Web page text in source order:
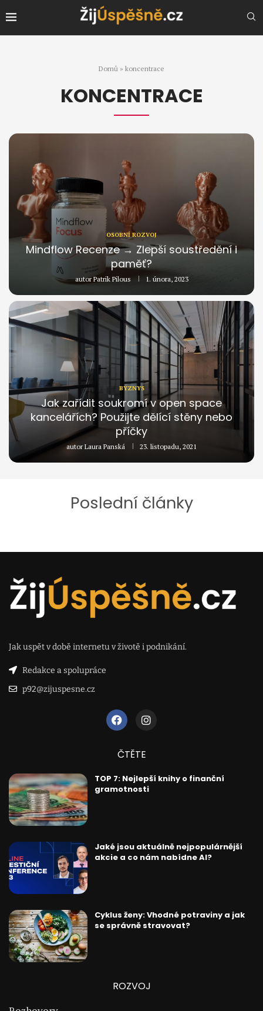
Domů » koncentrace
KONCENTRACE
OSOBNÍ ROZVOJ
Mindflow Recenze → Zlepší soustředění i
paměť?
autorPatrik Pilous 1. února, 2023
BYZNYS
Jak zařídit soukromí v open space
kancelářích? Použijte dělící stěny nebo
příčky
autorLaura Panská 23. listopadu, 2021
Poslední články
Jak uspět v době internetu v životě i podnikání.
Redakce a spolupráce
p92@zijuspesne.cz
ČTĚTE
TOP 7: Nejlepší knihy o finanční
gramotnosti
Jaké jsou aktuálně nejpopulárnější
akcie a co nám nabídne AI?
Cyklus ženy: Vhodné potraviny a jak
se správně stravovat?
ROZVOJ